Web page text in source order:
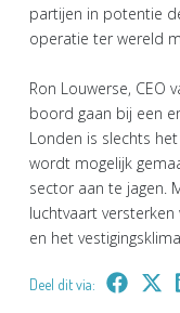
partijen in potentie
operatie ter wereld
Ron Louwerse, CEO
boord gaan bij een
Londen is slechts
wordt mogelijk
sector aan te jagen.
luchtvaart
en het
Deel dit via: